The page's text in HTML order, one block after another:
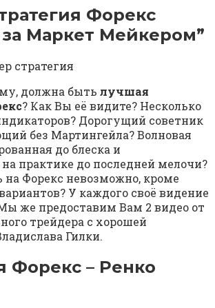
Форекс
за Маркет Мейкером”
должна быть лучшая
? Как Вы её видите? Несколько
Дорогущий советник
без Мартингейла? Волновая
до блеска и
практике до последней мелочи?
на Форекс невозможно, кроме
У каждого своё видение
Мы же предоставим Вам 2 видео от
трейдера с хорошей
Гилки.
Форекс – Ренко